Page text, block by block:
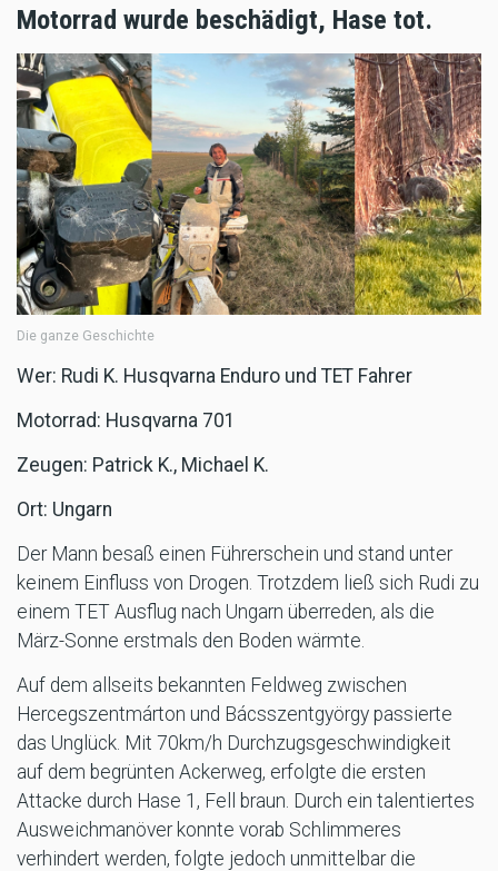
Motorrad wurde beschädigt, Hase tot.
Die ganze Geschichte
Wer: Rudi K. Husqvarna Enduro und TET Fahrer
Motorrad: Husqvarna 701
Zeugen: Patrick K., Michael K.
Ort: Ungarn
Der Mann besaß einen Führerschein und stand unter
keinem Einfluss von Drogen. Trotzdem ließ sich Rudi zu
einem TET Ausflug nach Ungarn überreden, als die
März-Sonne erstmals den Boden wärmte.
Auf dem allseits bekannten Feldweg zwischen
Hercegszentmárton und Bácsszentgyörgy passierte
das Unglück. Mit 70km/h Durchzugsgeschwindigkeit
auf dem begrünten Ackerweg, erfolgte die ersten
Attacke durch Hase 1, Fell braun. Durch ein talentiertes
Ausweichmanöver konnte vorab Schlimmeres
verhindert werden, folgte jedoch unmittelbar die